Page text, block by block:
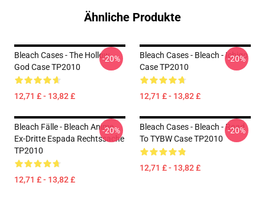
Ähnliche Produkte
Bleach Cases - The Hollow
God Case TP2010
12,71 £ - 13,82 £
-20%
Bleach Cases - Bleach - Ichigo
Case TP2010
12,71 £ - 13,82 £
-20%
Bleach Fälle - Bleach Anime
Ex-Dritte Espada Rechtssache
TP2010
12,71 £ - 13,82 £
-20%
Bleach Cases - Bleach - Road
To TYBW Case TP2010
12,71 £ - 13,82 £
-20%